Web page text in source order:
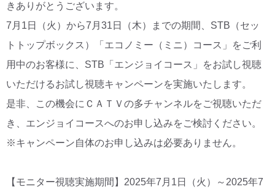
きありがとうございます。
7月1日（火）から7月31日（木）までの期間、STB（セッ
トトップボックス）「エコノミー（ミニ）コース」をご利
用中のお客様に、STB「エンジョイコース」をお試し視聴
いただけるお試し視聴キャンペーンを実施いたします。
是非、この機会にＣＡＴＶの多チャンネルをご視聴いただ
き、エンジョイコースへのお申し込みをご検討ください。
※キャンペーン自体のお申し込みは必要ありません。
【モニター視聴実施期間】2025年7月1日（火）～2025年7